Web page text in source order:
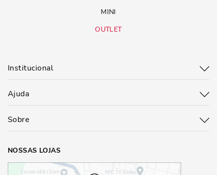
MINI
OUTLET
Institucional
Ajuda
Sobre
NOSSAS LOJAS